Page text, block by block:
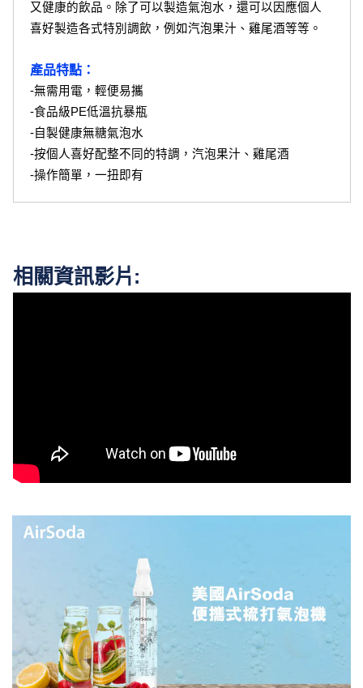
又健康的飲品。除了可以製造氣泡水，還可以因應個人
喜好製造各式特別調飲，例如汽泡果汁、雞尾酒等等。
產品特點：
-無需用電，輕便易攜
-食品級PE低溫抗暴瓶
-自製健康無糖氣泡水
-按個人喜好配整不同的特調，汽泡果汁、雞尾酒
-操作簡單，一扭即有
相關資訊影片: